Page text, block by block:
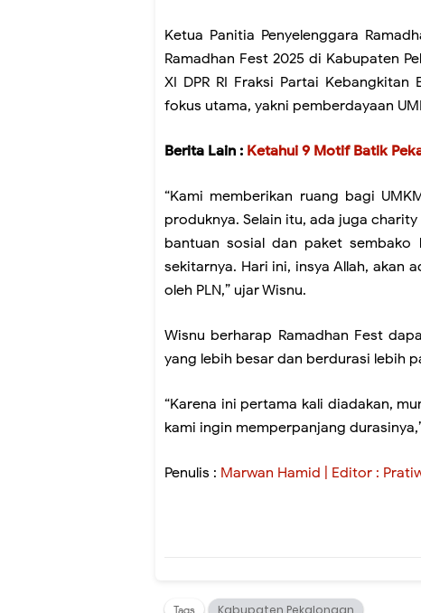
Ketua Panitia Penyelenggara
Ramadhan Fest 2025 di Kabupaten
XI DPR RI Fraksi Partai
fokus utama, yakni pemberdayaan
Berita Lain : Ketahui 9 Motif Batik
“Kami memberikan ruang bagi
produknya. Selain itu, ada juga
bantuan sosial dan paket sembako
sekitarnya. Hari ini, insya Allah, akan
oleh PLN,” ujar Wisnu.
Wisnu berharap Ramadhan Fest
yang lebih besar dan berdurasi lebih
“Karena ini pertama kali diadakan,
kami ingin memperpanjang
Penulis : Marwan Hamid | Editor :
Tags Kabupaten Pekalongan